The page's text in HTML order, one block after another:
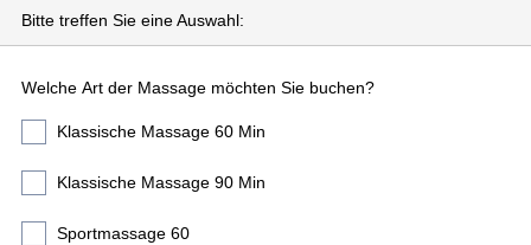
Bitte treffen Sie eine Auswahl:
Welche Art der Massage möchten Sie buchen?
Klassische Massage 60 Min
Klassische Massage 90 Min
Sportmassage 60